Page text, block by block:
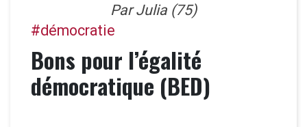
Par Julia (75)
#démocratie
Bons pour l’égalité
démocratique (BED)